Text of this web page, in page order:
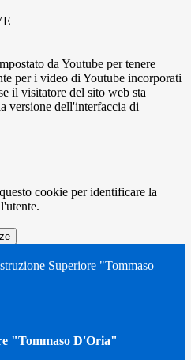
da Youtube per tenere
per i video di Youtube incorporati
il visitatore del sito web sta
versione dell'interfaccia di
cookie per identificare la
Superiore "Tommaso
"Tommaso D'Oria"